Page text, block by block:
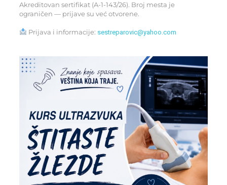
Akreditovan sertifikat (A-1-143/26). Broj mesta je
ograničen — prijave su već otvorene.
Prijava i informacije: sestreparovic@yahoo.com